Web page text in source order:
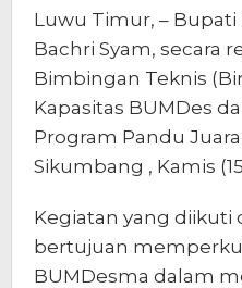
Luwu Timur, –
Bachri Syam, secara
Bimbingan Teknis
Kapasitas BUMDes
Program Pandu
Sikumbang , Kamis
Kegiatan yang diikuti
bertujuan
BUMDesma dalam